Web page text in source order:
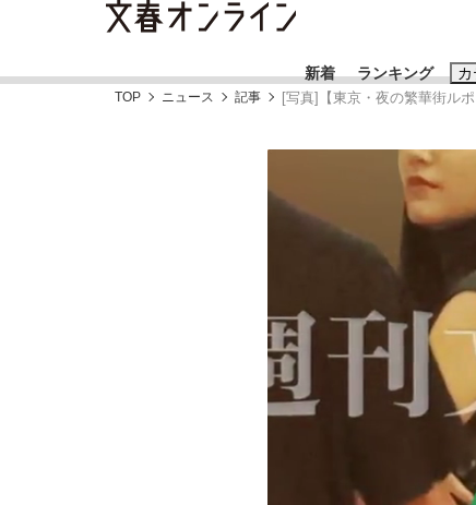
新着 ランキング カ
「90%は失敗する。でも…」本田圭佑が
終戦から81年
おすすめ
#藤田晋 #
#玉木雄一郎
TOP ニュース 記事 [写真]【東京・夜の繁華街ル